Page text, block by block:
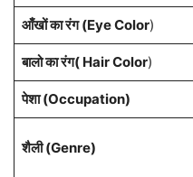
आँखों का रंग (Eye Color)
बालो का रंग( Hair Color)
पेशा(Occupation)
शैली (Genre)